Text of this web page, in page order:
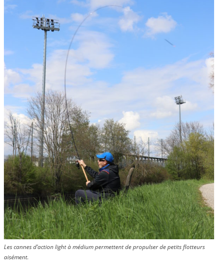
Les cannes d’action light à médium permettent de propulser de petits flotteurs
aisément.